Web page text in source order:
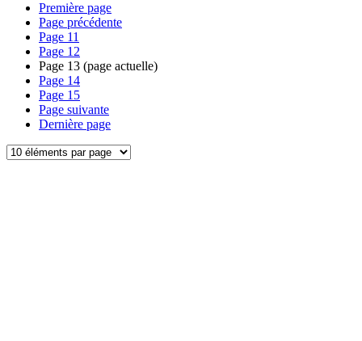
Première page
Page précédente
Page 11
Page 12
Page 13 (page actuelle)
Page 14
Page 15
Page suivante
Dernière page